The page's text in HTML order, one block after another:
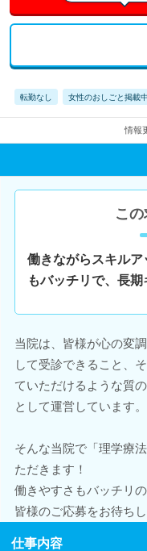
転勤なし 女性のおしごと掲載中
情報
こ
働きながらスキル
もバッチリで、長
当院は、皆様が心の変
して受診できること、
ていただけるような質
として運営しています。
そんな当院で「理学療
ただきます！
働きやすさもバッチリの
皆様のご応募をお待ちし
仕事内容